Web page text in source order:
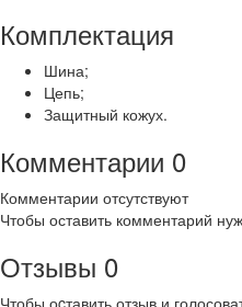
Комплектация
Шина;
Цепь;
Защитный кожух.
Комментарии 0
Комментарии отсутствуют
Чтобы оставить комментарий
Отзывы 0